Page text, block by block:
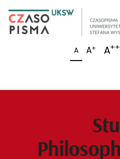
A A+ A++